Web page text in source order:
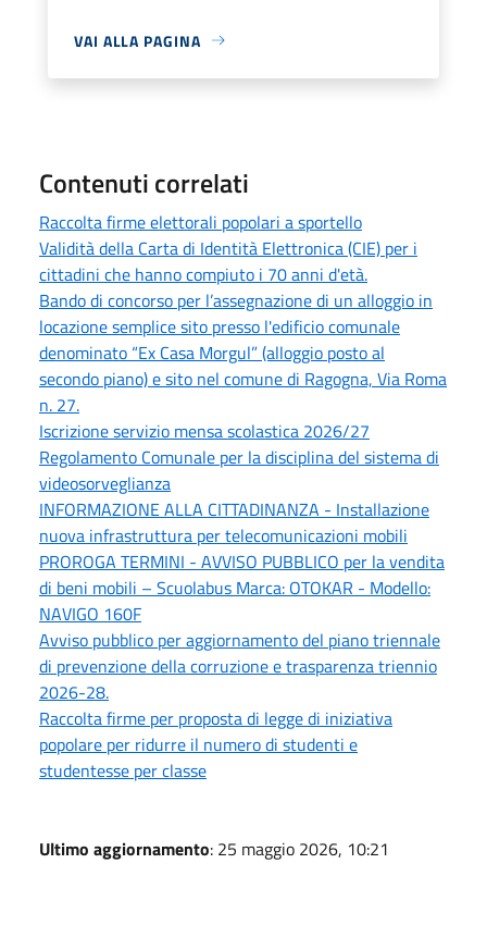
VAI ALLA PAGINA
Contenuti correlati
Raccolta firme elettorali popolari a sportello
Validità della Carta di Identità Elettronica (CIE) per i
cittadini che hanno compiuto i 70 anni d'età.
Bando di concorso per l’assegnazione di un alloggio in
locazione semplice sito presso l'edificio comunale
denominato “Ex Casa Morgul” (alloggio posto al
secondo piano) e sito nel comune di Ragogna, Via Roma
n. 27.
Iscrizione servizio mensa scolastica 2026/27
Regolamento Comunale per la disciplina del sistema di
videosorveglianza
INFORMAZIONE ALLA CITTADINANZA - Installazione
nuova infrastruttura per telecomunicazioni mobili
PROROGA TERMINI - AVVISO PUBBLICO per la vendita
di beni mobili – Scuolabus Marca: OTOKAR - Modello:
NAVIGO 160F
Avviso pubblico per aggiornamento del piano triennale
di prevenzione della corruzione e trasparenza triennio
2026-28.
Raccolta firme per proposta di legge di iniziativa
popolare per ridurre il numero di studenti e
studentesse per classe
Ultimo aggiornamento: 25 maggio 2026, 10:21